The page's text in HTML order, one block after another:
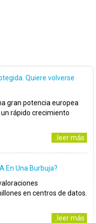
Quiere volverse
gran potencia europea
rápido crecimiento
..leer más
En Una Burbuja?
en centros de datos.
..leer más